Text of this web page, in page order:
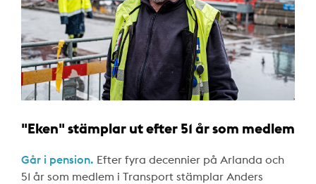
"Eken" stämplar ut efter 51 år som medlem
Går i pension. Efter fyra decennier på Arlanda och
51 år som medlem i Transport stämplar Anders